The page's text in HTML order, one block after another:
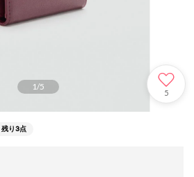
1/5
5
残り3点